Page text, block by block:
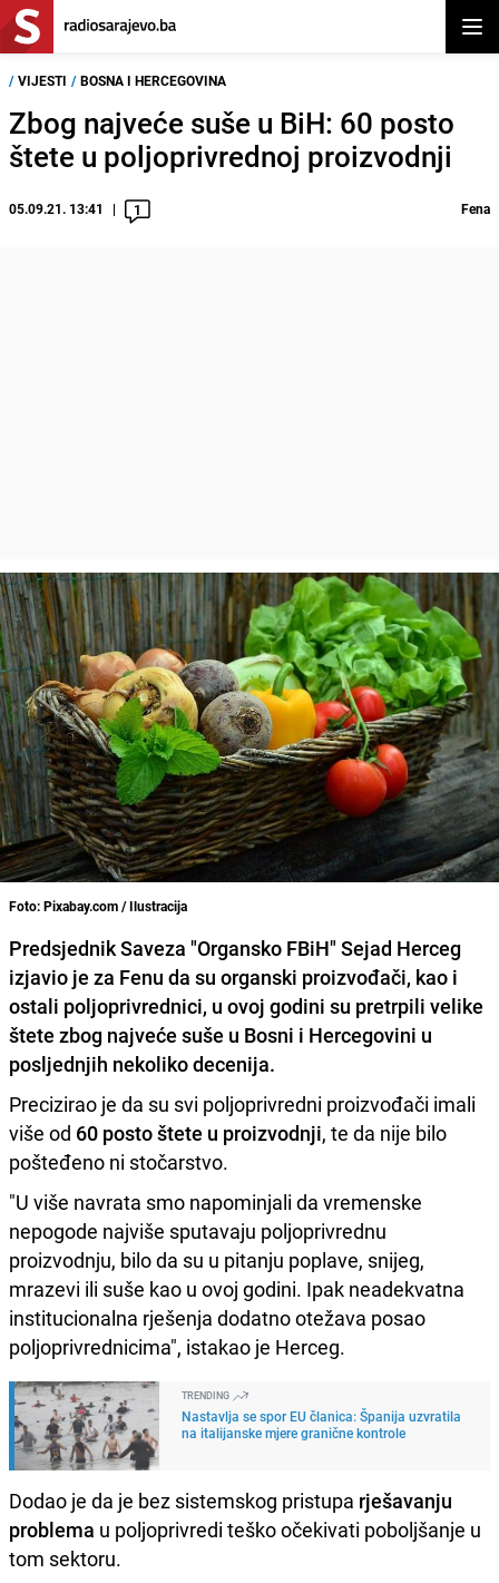
/ VIJESTI / BOSNA I HERCEGOVINA
Zbog najveće suše u BiH: 60 posto
štete u poljoprivrednoj proizvodnji
05.09.21. 13:41 1 Fena
Foto: Pixabay.com / Ilustracija
Predsjednik Saveza "Organsko FBiH" Sejad Herceg
izjavio je za Fenu da su organski proizvođači, kao i
ostali poljoprivrednici, u ovoj godini su pretrpili velike
štete zbog najveće suše u Bosni i Hercegovini u
posljednjih nekoliko decenija.
Precizirao je da su svi poljoprivredni proizvođači imali
više od 60 posto štete u proizvodnji, te da nije bilo
pošteđeno ni stočarstvo.
"U više navrata smo napominjali da vremenske
nepogode najviše sputavaju poljoprivrednu
proizvodnju, bilo da su u pitanju poplave, snijeg,
mrazevi ili suše kao u ovoj godini. Ipak neadekvatna
institucionalna rješenja dodatno otežava posao
poljoprivrednicima", istakao je Herceg.
TRENDING
Nastavlja se spor EU članica: Španija uzvratila
na italijanske mjere granične kontrole
Dodao je da je bez sistemskog pristupa rješavanju
problema u poljoprivredi teško očekivati poboljšanje u
tom sektoru.